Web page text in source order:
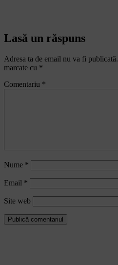
Lasă un răspuns
Adresa ta de email nu va fi publicată.
marcate cu *
Comentariu *
Nume *
Email *
Site web